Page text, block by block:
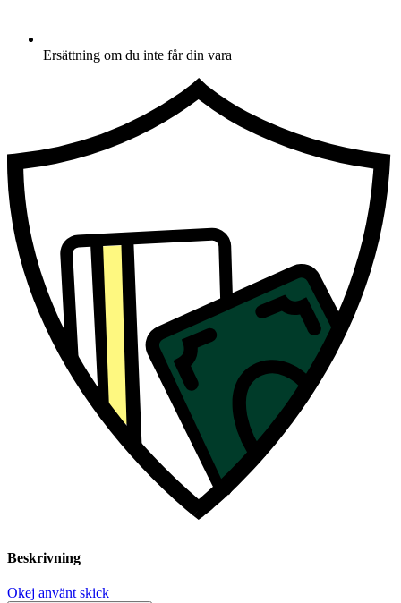
Ersättning om du inte får din vara
Beskrivning
Okej använt skick